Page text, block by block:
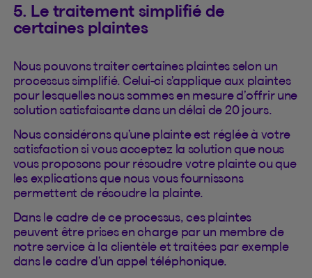
5. Le traitement simplifié de
certaines plaintes
Nous pouvons traiter certaines plaintes selon un
processus simplifié. Celui-ci s’applique aux plaintes
pour lesquelles nous sommes en mesure d’offrir une
solution satisfaisante dans un délai de 20 jours.
Nous considérons qu’une plainte est réglée à votre
satisfaction si vous acceptez la solution que nous
vous proposons pour résoudre votre plainte ou que
les explications que nous vous fournissons
permettent de résoudre la plainte.
Dans le cadre de ce processus, ces plaintes
peuvent être prises en charge par un membre de
notre service à la clientèle et traitées par exemple
dans le cadre d’un appel téléphonique.